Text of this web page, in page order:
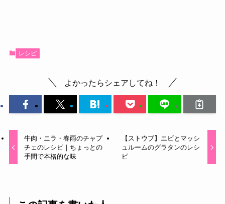
レシピ
よかったらシェアしてね！
牛肉・ニラ・春雨のチャプ
チェのレシピ｜ちょっとの
手間で本格的な味
【ストウブ】エビとマッシ
ュルームのグラタンのレシ
ピ